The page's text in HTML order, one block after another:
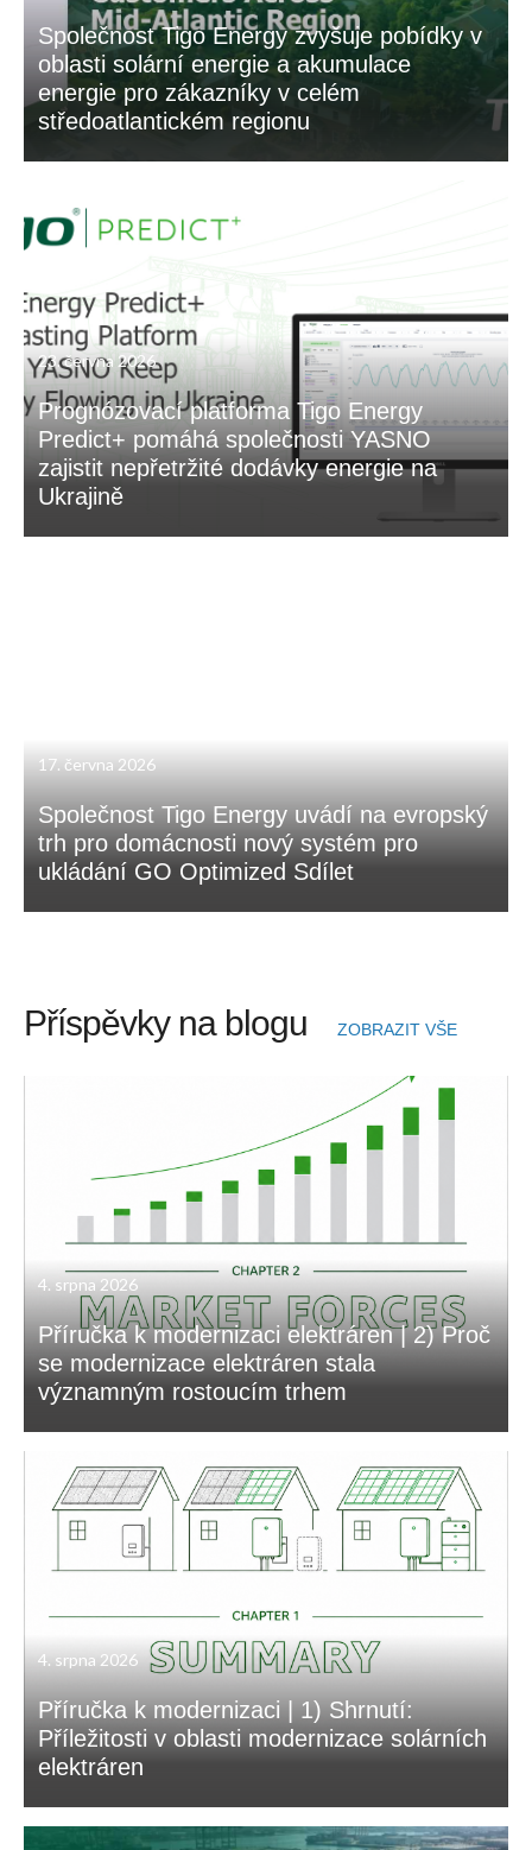
Společnost Tigo Energy zvyšuje pobídky v
oblasti solární energie a akumulace
energie pro zákazníky v celém
středoatlantickém regionu
23. června 2026
Prognózovací platforma Tigo Energy
Predict+ pomáhá společnosti YASNO
zajistit nepřetržité dodávky energie na
Ukrajině
17. června 2026
Společnost Tigo Energy uvádí na evropský
trh pro domácnosti nový systém pro
ukládání GO Optimized Sdílet
Příspěvky na blogu ZOBRAZIT VŠE
4. srpna 2026
Příručka k modernizaci elektráren | 2) Proč
se modernizace elektráren stala
významným rostoucím trhem
4. srpna 2026
Příručka k modernizaci | 1) Shrnutí:
Příležitosti v oblasti modernizace solárních
elektráren